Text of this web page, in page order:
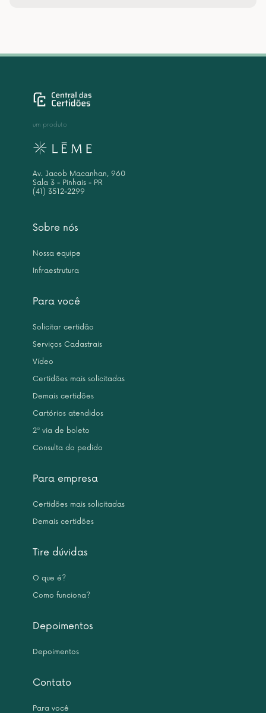
Sobre nós
Nossa equipe
Infraestrutura
Para você
Solicitar certidão
Serviços Cadastrais
Vídeo
Certidões mais solicitadas
Demais certidões
Cartórios atendidos
2ª via de boleto
Consulta do pedido
Para empresa
Certidões mais solicitadas
Demais certidões
Tire dúvidas
O que é?
Como funciona?
Depoimentos
Depoimentos
Contato
Para você
um produto
Av. Jacob Macanhan, 960
Sala 3 - Pinhais - PR
(41) 3512-2299